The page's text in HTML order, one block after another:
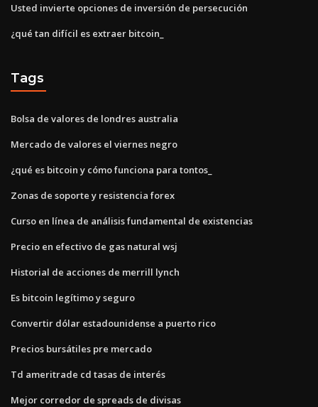
Usted invierte opciones de inversión de persecución
¿qué tan difícil es extraer bitcoin_
Tags
Bolsa de valores de londres australia
Mercado de valores el viernes negro
¿qué es bitcoin y cómo funciona para tontos_
Zonas de soporte y resistencia forex
Curso en línea de análisis fundamental de existencias
Precio en efectivo de gas natural wsj
Historial de acciones de merrill lynch
Es bitcoin legítimo y seguro
Convertir dólar estadounidense a puerto rico
Precios bursátiles pre mercado
Td ameritrade cd tasas de interés
Mejor corredor de spreads de divisas